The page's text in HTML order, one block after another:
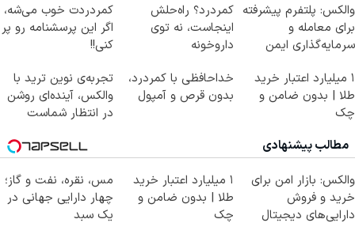
والکس: پلتفرم پیشرفته
برای معامله و
سرمایه‌گذاری ایمن
کمردرد؟ راه‌حلش
اینجاست، نه توی
داروخونه
کمردردت خوب می‌شه،
اگر این پرسشنامه رو پر
کنی!!
۱ میلیارد اعتبار خرید
طلا | بدون ضامن و
چک
خداحافظی با کمردرد،
بدون قرص و آمپول
تجربه‌ی نوین ترید با
والکس، آینده‌ای روشن
در انتظار شماست
مطالب پیشنهادی
والکس: بازار امن برای
خرید و فروش
دارایی‌های دیجیتال
۱ میلیارد اعتبار خرید
طلا | بدون ضامن و
چک
مس، نقره، نفت و گاز؛
چهار دارایی جهانی در
یک سبد